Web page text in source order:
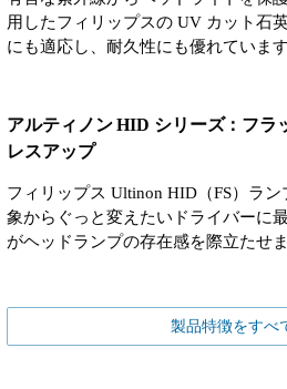
用したフィリップスの UV カット石
にも適応し、耐久性にも優れています
アルティノン HID シリーズ：フラ
レスアップ
フィリップス Ultinon HID（FS）ラ
象からぐっと変えたいドライバーに
がヘッドランプの存在感を際立たせま
製品特徴をすべ